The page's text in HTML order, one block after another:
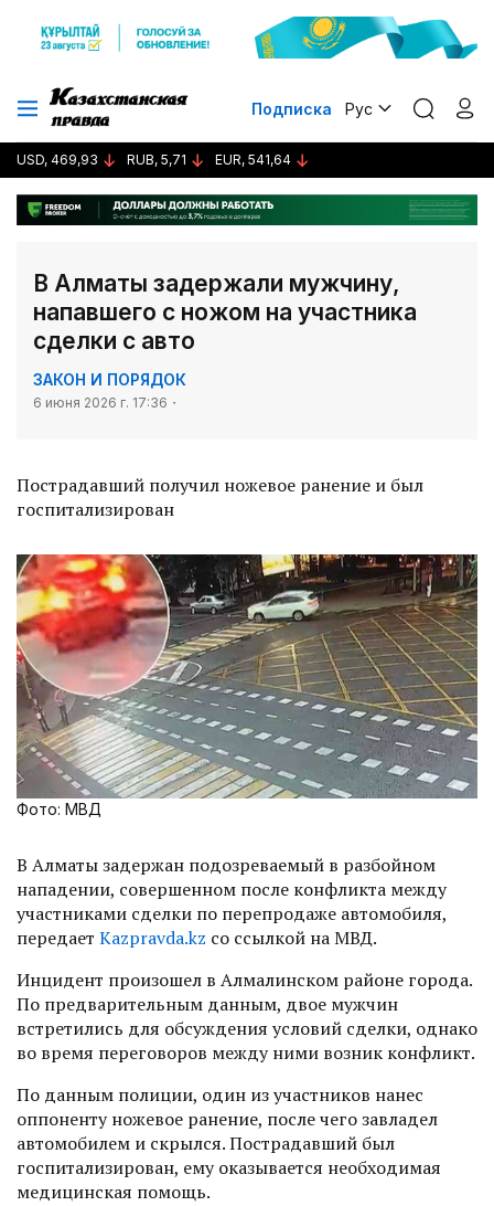
Подписка Рус
USD, 469,93 RUB, 5,71 EUR, 541,64
В Алматы задержали мужчину,
напавшего с ножом на участника
сделки с авто
ЗАКОН И ПОРЯДОК
6 июня 2026 г. 17:36
Пострадавший получил ножевое ранение и был
госпитализирован
Фото: МВД
В Алматы задержан подозреваемый в разбойном
нападении, совершенном после конфликта между
участниками сделки по перепродаже автомобиля,
передает Kazpravda.kz со ссылкой на МВД.
Инцидент произошел в Алмалинском районе города.
По предварительным данным, двое мужчин
встретились для обсуждения условий сделки, однако
во время переговоров между ними возник конфликт.
По данным полиции, один из участников нанес
оппоненту ножевое ранение, после чего завладел
автомобилем и скрылся. Пострадавший был
госпитализирован, ему оказывается необходимая
медицинская помощь.